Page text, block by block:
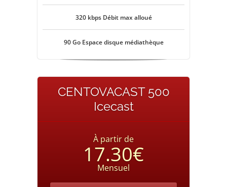
320 kbps Débit max alloué
90 Go Espace disque médiathèque
CENTOVACAST 500
Icecast
À partir de
17.30€
Mensuel